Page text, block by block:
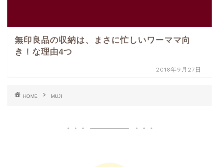
無印良品の収納は、まさに忙しいワーママ向
き！な理由4つ
2018年9月27日
HOME MUJI